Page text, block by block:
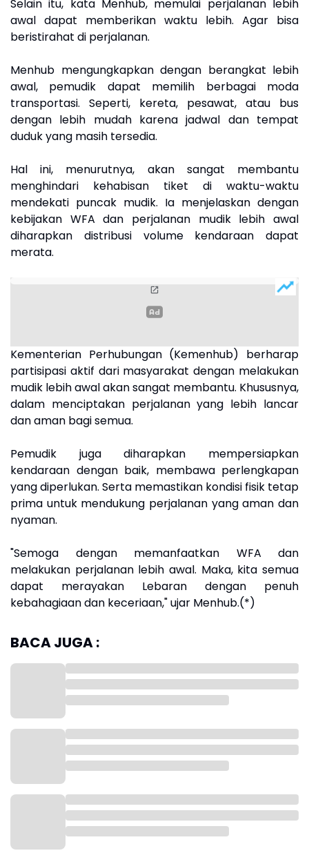
Selain itu, kata Menhub, memulai perjalanan lebih
awal dapat memberikan waktu lebih. Agar bisa
beristirahat di perjalanan.
Menhub mengungkapkan dengan berangkat lebih
awal, pemudik dapat memilih berbagai moda
transportasi. Seperti, kereta, pesawat, atau bus
dengan lebih mudah karena jadwal dan tempat
duduk yang masih tersedia.
Hal ini, menurutnya, akan sangat membantu
menghindari kehabisan tiket di waktu-waktu
mendekati puncak mudik. Ia menjelaskan dengan
kebijakan WFA dan perjalanan mudik lebih awal
diharapkan distribusi volume kendaraan dapat
merata.
Kementerian Perhubungan (Kemenhub) berharap
partisipasi aktif dari masyarakat dengan melakukan
mudik lebih awal akan sangat membantu. Khususnya,
dalam menciptakan perjalanan yang lebih lancar
dan aman bagi semua.
Pemudik juga diharapkan mempersiapkan
kendaraan dengan baik, membawa perlengkapan
yang diperlukan. Serta memastikan kondisi fisik tetap
prima untuk mendukung perjalanan yang aman dan
nyaman.
"Semoga dengan memanfaatkan WFA dan
melakukan perjalanan lebih awal. Maka, kita semua
dapat merayakan Lebaran dengan penuh
kebahagiaan dan keceriaan," ujar Menhub.(*)
BACA JUGA :